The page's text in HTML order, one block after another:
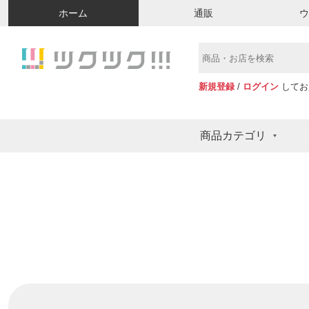
ホーム 通販
新規登録 / ログイン して
商品カテゴリ